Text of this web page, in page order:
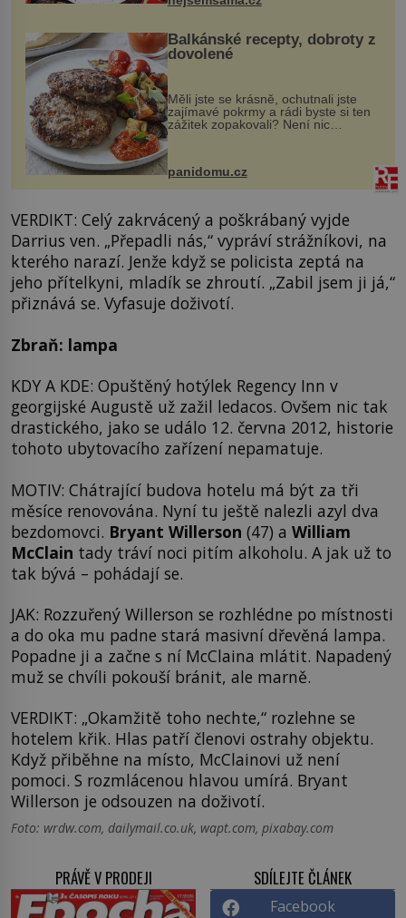
Balkánské recepty, dobroty z
dovolené
Měli jste se krásně, ochutnali jste
zajímavé pokrmy a rádi byste si ten
zážitek zopakovali? Není nic
snazšího. Pljeskavica (10 porcí)
Možná jste ji ochutnali na dovolené v
panidomu.cz
VERDIKT: Celý zakrvácený a poškrábaný vyjde
Darrius ven. „Přepadli nás,“ vypráví strážníkovi, na
kterého narazí. Jenže když se policista zeptá na
jeho přítelkyni, mladík se zhroutí. „Zabil jsem ji já,“
přiznává se. Vyfasuje doživotí.
Zbraň: lampa
KDY A KDE: Opuštěný hotýlek Regency Inn v
georgijské Augustě už zažil ledacos. Ovšem nic tak
drastického, jako se událo 12. června 2012, historie
tohoto ubytovacího zařízení nepamatuje.
MOTIV: Chátrající budova hotelu má být za tři
měsíce renovována. Nyní tu ještě nalezli azyl dva
bezdomovci. Bryant Willerson (47) a William
McClain tady tráví noci pitím alkoholu. A jak už to
tak bývá – pohádají se.
JAK: Rozzuřený Willerson se rozhlédne po místnosti
a do oka mu padne stará masivní dřevěná lampa.
Popadne ji a začne s ní McClaina mlátit. Napadený
muž se chvíli pokouší bránit, ale marně.
VERDIKT: „Okamžitě toho nechte,“ rozlehne se
hotelem křik. Hlas patří členovi ostrahy objektu.
Když přiběhne na místo, McClainovi už není
pomoci. S rozmlácenou hlavou umírá. Bryant
Willerson je odsouzen na doživotí.
Foto: wrdw.com, dailymail.co.uk, wapt.com, pixabay.com
PRÁVĚ V PRODEJI SDÍLEJTE ČLÁNEK
Facebook